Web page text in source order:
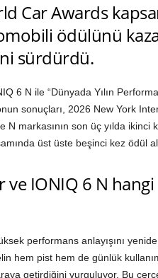
Car Awards
ödülünü
sürdürdü.
6 N ile “Dünyada Yılın
sonuçları, 2026 New York
N markasının son üç yılda ikinci
üst üste beşinci kez ödül
ve IONIQ 6 N hangi
performans anlayışını
hem pist hem de günlük
getirdiğini vurguluyor. Bu